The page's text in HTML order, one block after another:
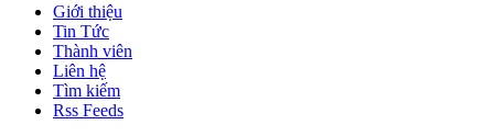
Giới thiệu
Tin Tức
Thành viên
Liên hệ
Tìm kiếm
Rss Feeds